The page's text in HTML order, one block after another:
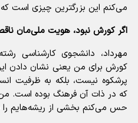
می‌کنم این بزرگترین چیزی است
اگر کورش نبود، هویت ملی‌مان
مهرداد، دانشجوی کارشناسی
کورش برای من یعنی نشان دادن
پرشکوه نیست، بلکه به ظرفیت
که در ذات آن فرهنگ بوده است.
حس می‌کنم بخشی از ریشه‌هایم را